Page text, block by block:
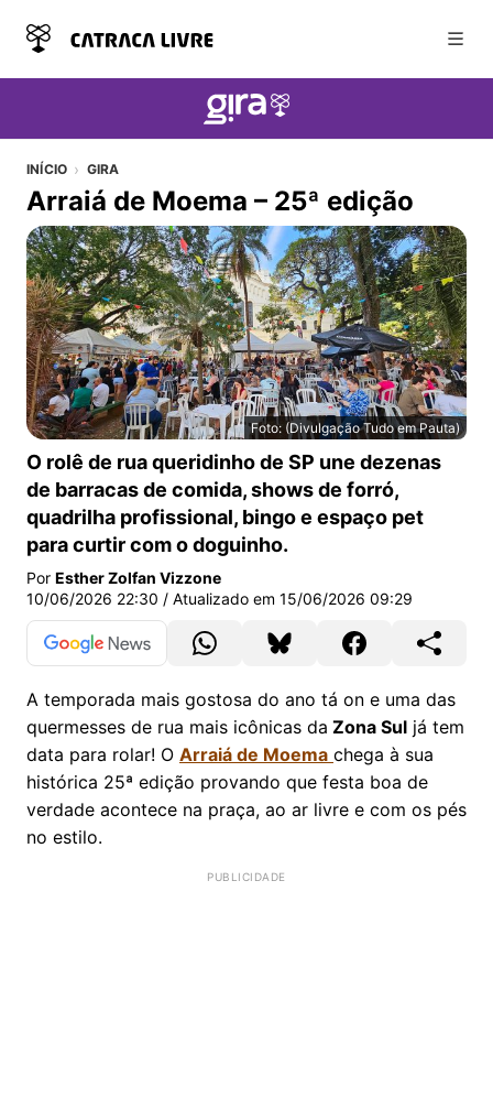
INÍCIO GIRA
Arraiá de Moema – 25ª edição
Foto: (Divulgação Tudo em Pauta)
Arraiá de Moema – 25ª edição
O rolê de rua queridinho de SP une dezenas
de barracas de comida, shows de forró,
quadrilha profissional, bingo e espaço pet
para curtir com o doguinho.
Por Esther Zolfan Vizzone
10/06/2026 22:30 / Atualizado em 15/06/2026 09:29
A temporada mais gostosa do ano tá on e uma das
quermesses de rua mais icônicas da Zona Sul já tem
data para rolar! O Arraiá de Moema chega à sua
histórica 25ª edição provando que festa boa de
verdade acontece na praça, ao ar livre e com os pés
no estilo.